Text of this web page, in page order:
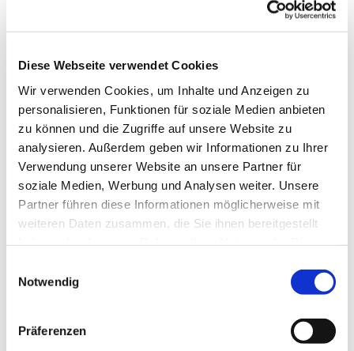
Diese Webseite verwendet Cookies
Wir verwenden Cookies, um Inhalte und Anzeigen zu
personalisieren, Funktionen für soziale Medien anbieten
zu können und die Zugriffe auf unsere Website zu
analysieren. Außerdem geben wir Informationen zu Ihrer
Verwendung unserer Website an unsere Partner für
soziale Medien, Werbung und Analysen weiter. Unsere
Partner führen diese Informationen möglicherweise mit
weiteren Daten zusammen, die Sie ihnen bereitgestellt
Notwendig
Präferenzen